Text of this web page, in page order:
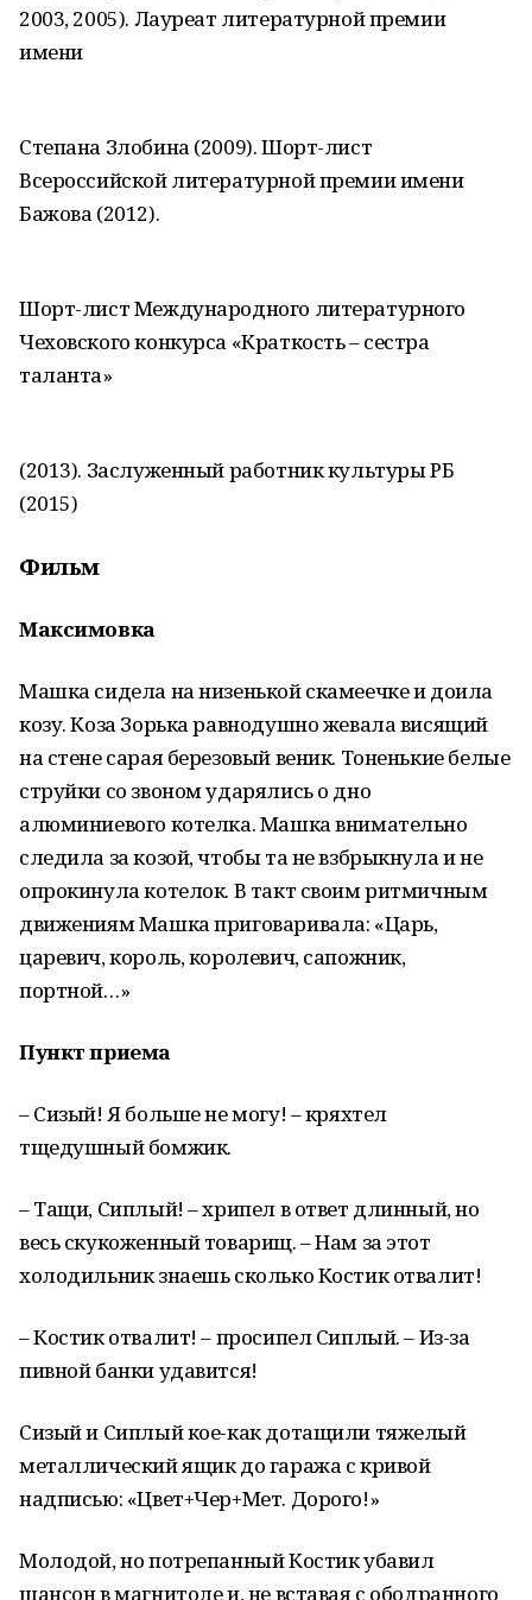
2003, 2005). Лауреат литературной премии
имени
Степана Злобина (2009). Шорт-лист
Всероссийской литературной премии имени
Бажова (2012).
Шорт-лист Международного литературного
Чеховского конкурса «Краткость – сестра
таланта»
(2013). Заслуженный работник культуры РБ
(2015)
Фильм
Максимовка
Машка сидела на низенькой скамеечке и доила
козу. Коза Зорька равнодушно жевала висящий
на стене сарая березовый веник. Тоненькие белые
струйки со звоном ударялись о дно
алюминиевого котелка. Машка внимательно
следила за козой, чтобы та не взбрыкнула и не
опрокинула котелок. В такт своим ритмичным
движениям Машка приговаривала: «Царь,
царевич, король, королевич, сапожник,
портной…»
Пункт приема
– Сизый! Я больше не могу! – кряхтел
тщедушный бомжик.
– Тащи, Сиплый! – хрипел в ответ длинный, но
весь скукоженный товарищ. – Нам за этот
холодильник знаешь сколько Костик отвалит!
– Костик отвалит! – просипел Сиплый. – Из-за
пивной банки удавится!
Сизый и Сиплый кое-как дотащили тяжелый
металлический ящик до гаража с кривой
надписью: «Цвет+Чер+Мет. Дорого!»
Молодой, но потрепанный Костик убавил
шансон в магнитоле и, не вставая с ободранного